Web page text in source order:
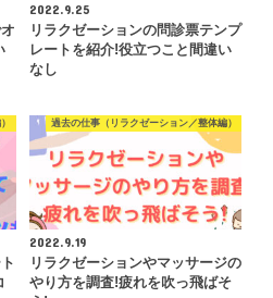
2022.9.25
リラクゼーションの問診票テンプ
レートを紹介!役立つこと間違い
なし
過去の仕事（リラクゼーション／整体編）
2022.9.19
リラクゼーションやマッサージの
やり方を調査!疲れを吹っ飛ばそ